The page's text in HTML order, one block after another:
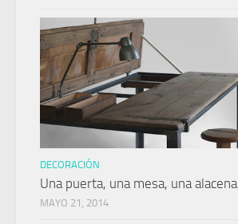
DECORACIÓN
Una puerta, una mesa, una alacena.
MAYO 21, 2014